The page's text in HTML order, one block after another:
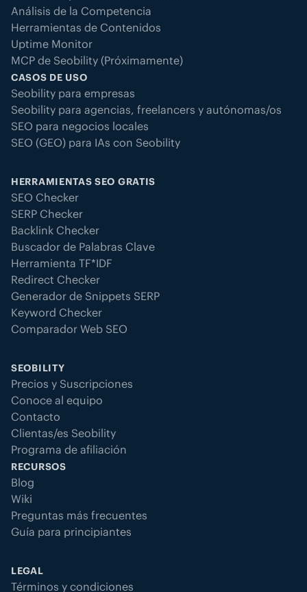
Análisis de la Competencia
Herramientas de Contenidos
Uptime Monitor
MCP de Seobility (Próximamente)
CASOS DE USO
Seobility para empresas
Seobility para agencias, freelancers y autónomas/os
SEO para negocios locales
SEO (GEO) para IAs con Seobility
HERRAMIENTAS SEO GRATIS
SEO Checker
SERP Checker
Backlink Checker
Buscador de Palabras Clave
Herramienta TF*IDF
Redirect Checker
Generador de Snippets SERP
Keyword Checker
Comparador Web SEO
SEOBILITY
Precios y Suscripciones
Conoce al equipo
Contacto
Clientas/es Seobility
Programa de afiliación
RECURSOS
Blog
Wiki
Preguntas más frecuentes
Guía para principiantes
LEGAL
Términos y condiciones